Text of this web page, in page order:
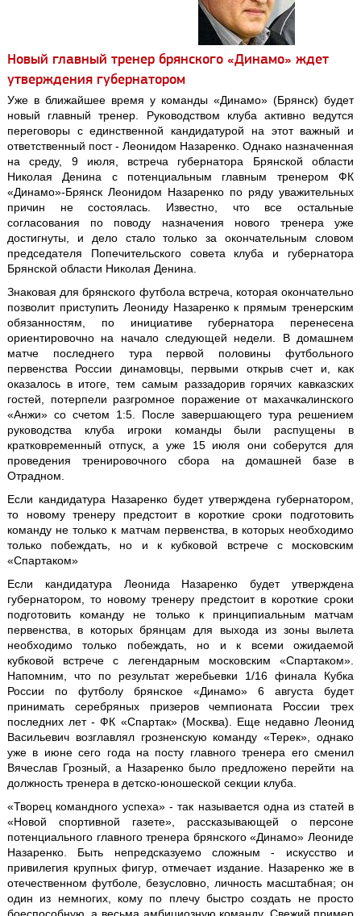
Новый главный тренер брянского «Динамо» ждет
утверждения губернатором
Уже в ближайшее время у команды «Динамо» (Брянск) будет
новый главный тренер. Руководством клуба активно ведутся
переговоры с единственной кандидатурой на этот важный и
ответственный пост - Леонидом Назаренко. Однако назначенная
на среду, 9 июля, встреча губернатора Брянской области
Николая Денина с потенциальным главным тренером ФК
«Динамо»-Брянск Леонидом Назаренко по ряду уважительных
причин не состоялась. Известно, что все остальные
согласования по поводу назначения нового тренера уже
достигнуты, и дело стало только за окончательным словом
председателя Попечительского совета клуба и губернатора
Брянской области Николая Денина.
Знаковая для брянского футбола встреча, которая окончательно
позволит приступить Леониду Назаренко к прямым тренерским
обязанностям, по инициативе губернатора перенесена
ориентировочно на начало следующей недели. В домашнем
матче последнего тура первой половины футбольного
первенства России динамовцы, первыми открыв счет и, как
оказалось в итоге, тем самым раззадорив горячих кавказских
гостей, потерпели разгромное поражение от махачкалинского
«Анжи» со счетом 1:5. После завершающего тура решением
руководства клуба игроки команды были распущены в
кратковременный отпуск, а уже 15 июля они соберутся для
проведения тренировочного сбора на домашней базе в
Отрадном.
Если кандидатура Назаренко будет утверждена губернатором,
то новому тренеру предстоит в короткие сроки подготовить
команду не только к матчам первенства, в которых необходимо
только побеждать, но и к кубковой встрече с московским
«Спартаком»
Если кандидатура Леонида Назаренко будет утверждена
губернатором, то новому тренеру предстоит в короткие сроки
подготовить команду не только к принципиальным матчам
первенства, в которых брянцам для выхода из зоны вылета
необходимо только побеждать, но и к всеми ожидаемой
кубковой встрече с легендарным московским «Спартаком».
Напомним, что по результат жеребьевки 1/16 финала Кубка
России по футболу брянское «Динамо» 6 августа будет
принимать серебряных призеров чемпионата России трех
последних лет - ФК «Спартак» (Москва). Еще недавно Леонид
Васильевич возглавлял грозненскую команду «Терек», однако
уже в июне сего года на посту главного тренера его сменил
Вячеслав Грозный, а Назаренко было предложено перейти на
должность тренера в детско-юношеской секции клуба.
«Творец командного успеха» - так называется одна из статей в
«Новой спортивной газете», рассказывающей о персоне
потенциального главного тренера брянского «Динамо» Леониде
Назаренко. Быть непредсказуемо сложным - искусство и
привилегия крупных фигур, отмечает издание. Назаренко же в
отечественном футболе, безусловно, личность масштабная; он
один из немногих, кому по плечу быстро создать не просто